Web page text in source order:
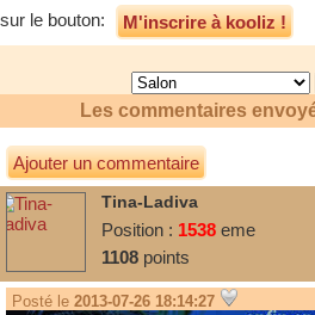
sur le bouton:
M'inscrire à kooliz !
Les commentaires
Ajouter un commentaire
Tina-Ladiva
Position : 1538 eme
1108 points
Posté le 2013-07-26 18:14:27